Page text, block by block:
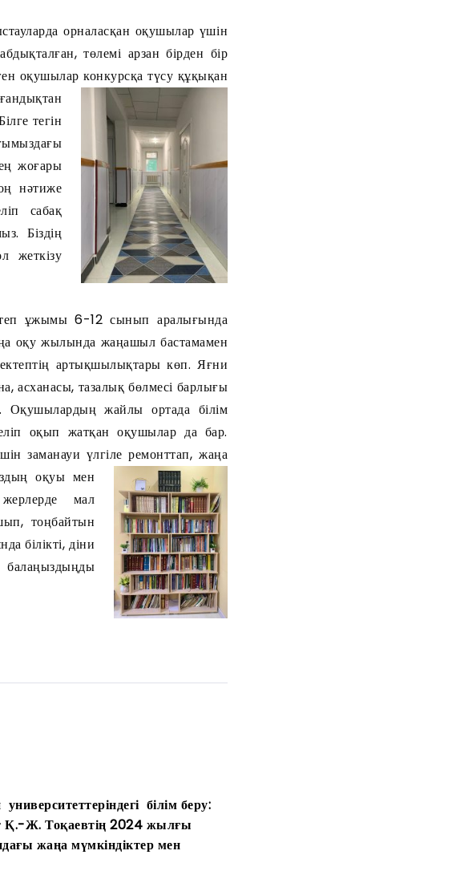
орналасқан оқушылар үшін
төлемі арзан бірден бір
оқушылар конкурсқа түсу құқықан
тегін
жоғары
нәтиже
сабақ
Біздің
жеткізу
6-12 сынып аралығында
оқу жылында жаңашыл бастамамен
артықшылықтары көп. Яғни
асханасы, тазалық бөлмесі барлығы
Оқушылардың жайлы ортада білім
оқып жатқан оқушылар да бар.
заманауи үлгіле ремонттап, жаңа
оқуы мен
мал
тоңбайтын
білікті, діни
балаңыздыңды
білім беру:
Қ.-Ж. Тоқаевтің 2024 жылғы
жаңа мүмкіндіктер мен